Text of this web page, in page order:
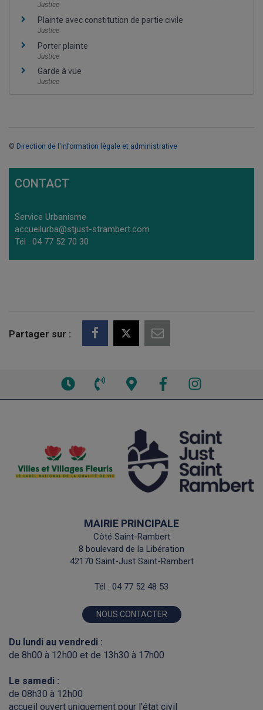
Justice
Plainte avec constitution de partie civile
Justice
Porter plainte
Justice
Garde à vue
Justice
© Direction de l'information légale et administrative
CONTACT
Service Urbanisme
accueilurba@stjust-strambert.com
Tél : 04 77 52 70 30
Partager sur :
Voir
téléphone
Facebook
MAIRIE PRINCIPALE
Côté Saint-Rambert
8 boulevard de la Libération
42170 Saint-Just Saint-Rambert
Tél : 04 77 52 48 53
NOUS CONTACTER
Du lundi au vendredi :
de 8h00 à 12h00 et de 13h30 à 17h00
Le samedi :
de 08h30 à 12h00
accueil ouvert uniquement pour l'état civil